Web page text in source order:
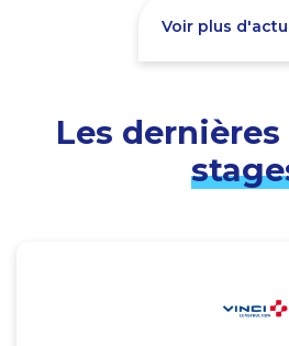
Voir plus
Les